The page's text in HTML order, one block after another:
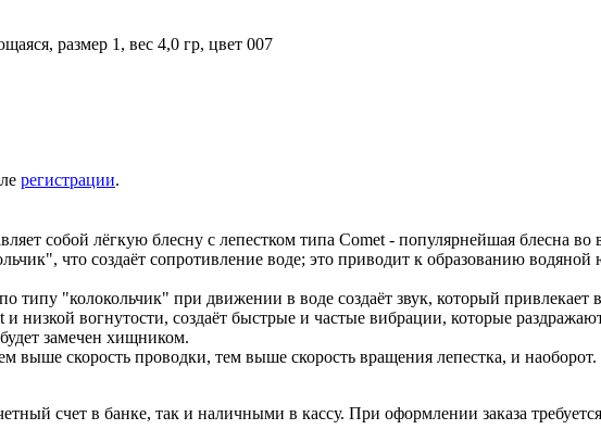
размер 1, вес 4,0 гр, цвет 007
регистрации.
собой лёгкую блесну с лепестком типа Comet - популярнейшая блесна во
что создаёт сопротивление воде; это приводит к образованию
типу "колокольчик" при движении в воде создаёт звук, который
низкой вогнутости, создаёт быстрые и частые вибрации, которые
замечен хищником.
скорость проводки, тем выше скорость вращения лепестка, и наоборот.
счет в банке, так и наличными в кассу. При оформлении заказа